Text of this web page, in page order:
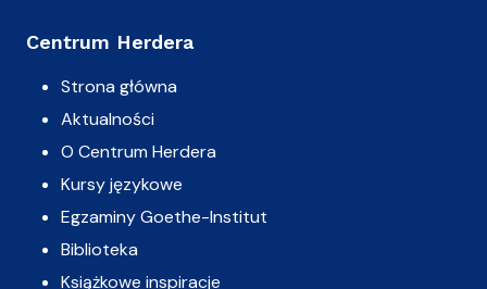
Centrum Herdera
Strona główna
Aktualności
O Centrum Herdera
Kursy językowe
Egzaminy Goethe-Institut
Biblioteka
Książkowe inspiracje